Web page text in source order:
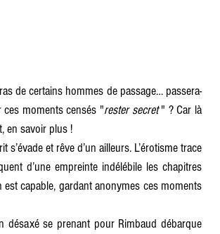
de certains hommes de passage… passera-
ces moments censés "rester secret " ? Car là
en savoir plus !
et rêve d’un ailleurs. L’érotisme trace
d’une empreinte indélébile les chapitres
capable, gardant anonymes ces moments
désaxé se prenant pour Rimbaud débarque